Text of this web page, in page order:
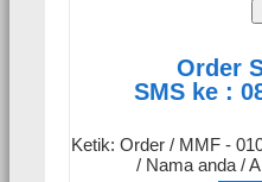
Order
SMS ke :
Ketik: Order / MMF -
/ Nama anda /